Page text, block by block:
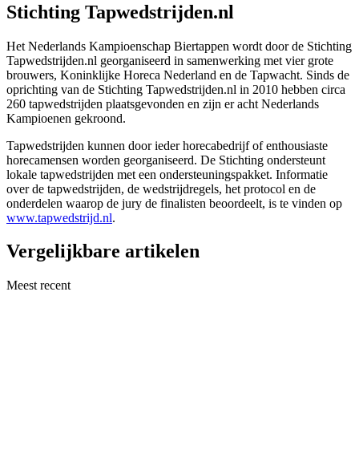
Stichting Tapwedstrijden.nl
Het Nederlands Kampioenschap Biertappen wordt door de Stichting
Tapwedstrijden.nl georganiseerd in samenwerking met vier grote
brouwers, Koninklijke Horeca Nederland en de Tapwacht. Sinds de
oprichting van de Stichting Tapwedstrijden.nl in 2010 hebben circa
260 tapwedstrijden plaatsgevonden en zijn er acht Nederlands
Kampioenen gekroond.
Tapwedstrijden kunnen door ieder horecabedrijf of enthousiaste
horecamensen worden georganiseerd. De Stichting ondersteunt
lokale tapwedstrijden met een ondersteuningspakket. Informatie
over de tapwedstrijden, de wedstrijdregels, het protocol en de
onderdelen waarop de jury de finalisten beoordeelt, is te vinden op
www.tapwedstrijd.nl.
Vergelijkbare artikelen
Meest recent